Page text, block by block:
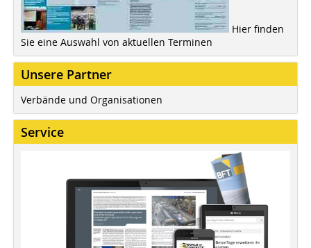
Hier finden
Sie eine Auswahl von aktuellen Terminen
Unsere Partner
Verbände und Organisationen
Service